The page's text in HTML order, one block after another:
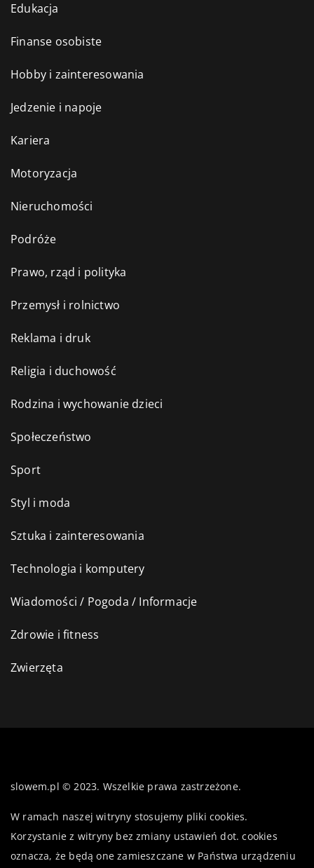
Edukacja
Finanse osobiste
Hobby i zainteresowania
Jedzenie i napoje
Kariera
Motoryzacja
Nieruchomości
Podróże
Prawo, rząd i polityka
Przemysł i rolnictwo
Reklama i druk
Religia i duchowość
Rodzina i wychowanie dzieci
Społeczeństwo
Sport
Styl i moda
Sztuka i zainteresowania
Technologia i komputery
Wiadomości / Pogoda / Informacje
Zdrowie i fitness
Zwierzęta
slowem.pl © 2023. Wszelkie prawa zastrzeżone.
W ramach naszej witryny stosujemy pliki cookies.
Korzystanie z witryny bez zmiany ustawień dot. cookies
oznacza, że będą one zamieszczane w Państwa urządzeniu